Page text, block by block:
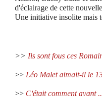
d'éclairage de cette
Une initiative insolite mais
>> Ils sont fous ces
>> Léo Malet aimait-il le
>> C'était comment avant